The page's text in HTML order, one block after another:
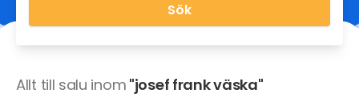
Sök
Allt till salu inom "josef frank väska"